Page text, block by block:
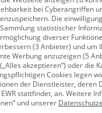
einen
Einsatz im Innen-
Investieren
und außen
x 88 x 4 cm (L x B x H)
recycelten Gummi,
bei Cyberangriffen
Die
statistischer
diverser
(3 Anbieter) und um
Werbung anzuzeigen (5
akzeptieren“) oder die
Cookies legen
der Dienstleister, deren
stattfindet, an. Weitere
und unserer